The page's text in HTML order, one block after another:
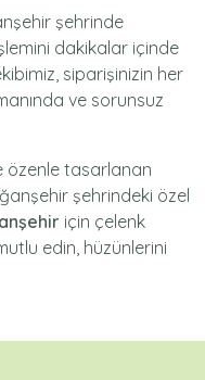
şehrinde
dakikalar içinde
siparişinizin her
ve sorunsuz
özenle tasarlanan
şehrindeki özel
için çelenk
edin, hüzünlerini